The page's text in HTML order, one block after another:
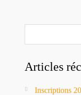
Articles
Inscriptions